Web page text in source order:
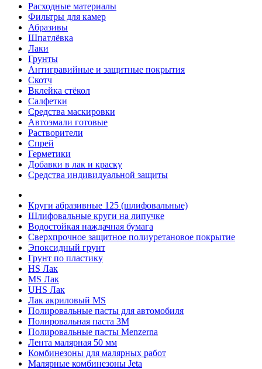
Расходные материалы
Фильтры для камер
Абразивы
Шпатлёвка
Лаки
Грунты
Антигравийные и защитные покрытия
Скотч
Вклейка стёкол
Салфетки
Средства маскировки
Автоэмали готовые
Растворители
Спрей
Герметики
Добавки в лак и краску
Средства индивидуальной защиты
Круги абразивные 125 (шлифовальные)
Шлифовальные круги на липучке
Водостойкая наждачная бумага
Сверхпрочное защитное полиуретановое покрытие
Эпоксидный грунт
Грунт по пластику
HS Лак
MS Лак
UHS Лак
Лак акриловый MS
Полировальные пасты для автомобиля
Полировальная паста 3М
Полировальные пасты Menzerna
Лента малярная 50 мм
Комбинезоны для малярных работ
Малярные комбинезоны Jeta